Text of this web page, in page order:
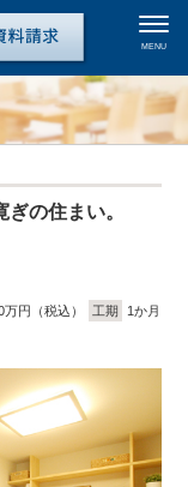
MENU
の住まい。
万円（税込） 工期
1か月